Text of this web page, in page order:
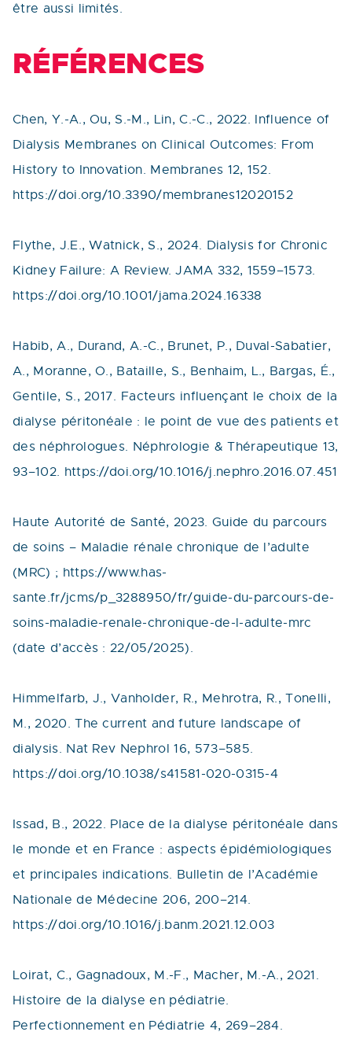
être aussi limités.
RÉFÉRENCES
Chen, Y.-A., Ou, S.-M., Lin, C.-C., 2022. Influence of
Dialysis Membranes on Clinical Outcomes: From
History to Innovation. Membranes 12, 152.
https://doi.org/10.3390/membranes12020152
Flythe, J.E., Watnick, S., 2024. Dialysis for Chronic
Kidney Failure: A Review. JAMA 332, 1559–1573.
https://doi.org/10.1001/jama.2024.16338
Habib, A., Durand, A.-C., Brunet, P., Duval-Sabatier,
A., Moranne, O., Bataille, S., Benhaim, L., Bargas, É.,
Gentile, S., 2017. Facteurs influençant le choix de la
dialyse péritonéale : le point de vue des patients et
des néphrologues. Néphrologie & Thérapeutique 13,
93–102. https://doi.org/10.1016/j.nephro.2016.07.451
Haute Autorité de Santé, 2023. Guide du parcours
de soins – Maladie rénale chronique de l’adulte
(MRC) ; https://www.has-
sante.fr/jcms/p_3288950/fr/guide-du-parcours-de-
soins-maladie-renale-chronique-de-l-adulte-mrc
(date d’accès : 22/05/2025).
Himmelfarb, J., Vanholder, R., Mehrotra, R., Tonelli,
M., 2020. The current and future landscape of
dialysis. Nat Rev Nephrol 16, 573–585.
https://doi.org/10.1038/s41581-020-0315-4
Issad, B., 2022. Place de la dialyse péritonéale dans
le monde et en France : aspects épidémiologiques
et principales indications. Bulletin de l’Académie
Nationale de Médecine 206, 200–214.
https://doi.org/10.1016/j.banm.2021.12.003
Loirat, C., Gagnadoux, M.-F., Macher, M.-A., 2021.
Histoire de la dialyse en pédiatrie.
Perfectionnement en Pédiatrie 4, 269–284.